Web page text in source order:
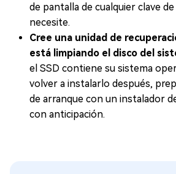
de pantalla de cualquier clave
necesite.
Cree una unidad de
está limpiando el disco del
el SSD contiene su sistema
volver a instalarlo después,
de arranque con un instalador
con anticipación.